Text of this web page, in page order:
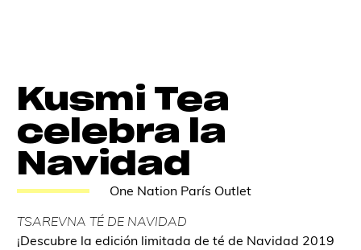
Kusmi Tea
celebra la
Navidad
One Nation París Outlet
TSAREVNA TÉ DE NAVIDAD
¡Descubre la edición limitada de té de Navidad 2019